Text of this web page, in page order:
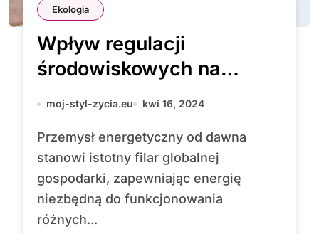
Ekologia
Wpływ regulacji
środowiskowych na
przemysł energetyczny
moj-styl-zycia.eu kwi 16, 2024
Przemysł energetyczny od dawna
stanowi istotny filar globalnej
gospodarki, zapewniając energię
niezbędną do funkcjonowania
różnych...